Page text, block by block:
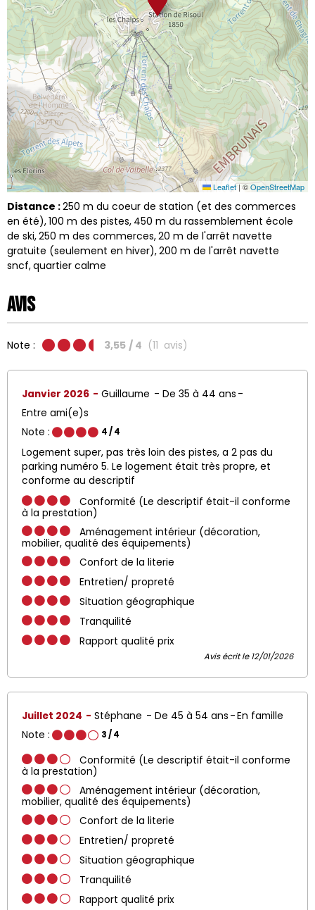
Leaflet|©OpenStreetMap
Distance :250 m du coeur de station (et des commerces
en été) 100 m des pistes 450 m du rassemblement école
de ski 250 m des commerces 20 m de l'arrêt navette
gratuite (seulement en hiver) 200 m de l'arrêt navette
sncf quartier calme
Avis
Note : 3,55 / 4 (11 avis)
Janvier 2026 Guillaume
De 35 à 44 ans
Entre ami(e)s
Note :
4/ 4
Logement super, pas très loin des pistes, a 2 pas du
parking numéro 5. Le logement était très propre, et
conforme au descriptif
Conformité (Le descriptif était-il conforme
à la prestation)
Aménagement intérieur (décoration,
mobilier, qualité des équipements)
Confort de la literie
Entretien/ propreté
Situation géographique
Tranquilité
Rapport qualité prix
Avis écrit le 12/01/2026
Juillet 2024 Stéphane De 45 à 54 ans
En famille
Note :
3/ 4
Conformité (Le descriptif était-il conforme
à la prestation)
Aménagement intérieur (décoration,
mobilier, qualité des équipements)
Confort de la literie
Entretien/ propreté
Situation géographique
Tranquilité
Rapport qualité prix